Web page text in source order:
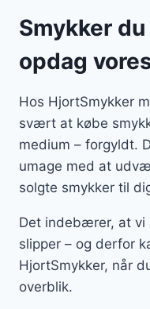
Smykker
opdag
Hos HjortSmykker
svært at købe
medium – forgyldt.
umage med at
solgte smykker til
Det indebærer, at vi
slipper – og derfor
HjortSmykker, når
overblik.